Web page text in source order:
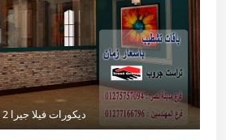
ديكورات فيلا جيرا 2